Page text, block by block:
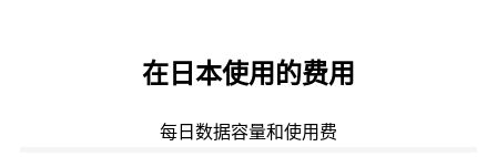
在日本使用的费用
每日数据容量和使用费